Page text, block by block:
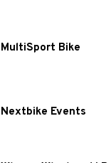
MultiSport Bike
Nextbike Events